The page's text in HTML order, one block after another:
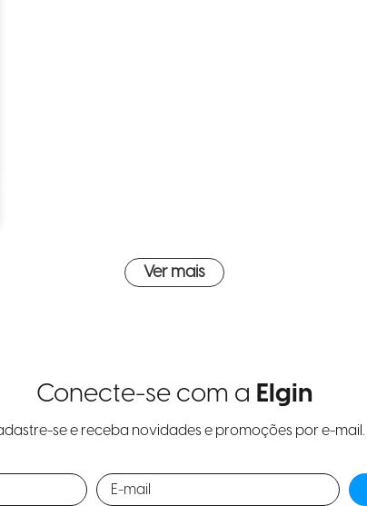
Ver mais
Conecte-se com a Elgin
se e receba novidades e promoções por e-mail.